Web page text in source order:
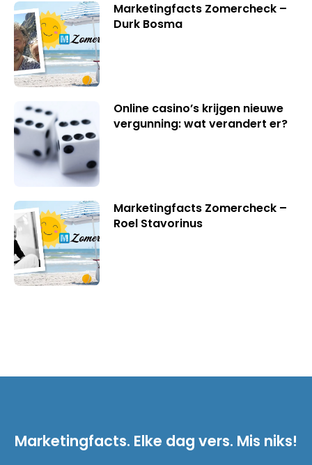
Marketingfacts Zomercheck –
Durk Bosma
Online casino’s krijgen nieuwe
vergunning: wat verandert er?
Marketingfacts Zomercheck –
Roel Stavorinus
Marketingfacts. Elke dag vers. Mis niks!